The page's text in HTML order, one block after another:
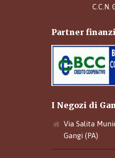
C.C.N.
Partner
I Negozi di
Via Salita
Gangi (PA)